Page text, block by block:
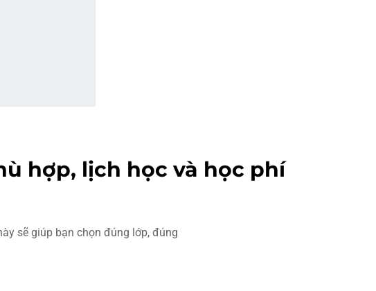
hợp, lịch học và học phí
sẽ giúp bạn chọn đúng lớp, đúng